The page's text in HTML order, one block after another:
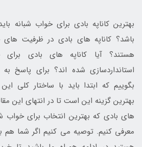
بهترین کاناپه بادی برای خواب شبانه
باشد؟ کاناپه های بادی در ظرفیت های
هستند؟ آیا کاناپه های بادی
استانداردسازی شده اند؟ برای پاسخ
بگوییم که ابتدا باید با ساختار کلی
بهترین گزینه این است تا در انتهای این
های بادی که بهترین انتخاب برای خواب
معرفی کنیم. توصیه می کنیم اگر شما هم